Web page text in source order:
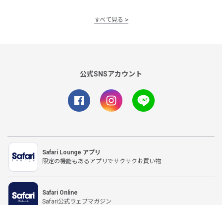
すべて見る
公式SNSアカウント
Safari Lounge アプリ
限定の機能もあるアプリでサクサクお買い物
Safari Online
Safari公式ウェブマガジン